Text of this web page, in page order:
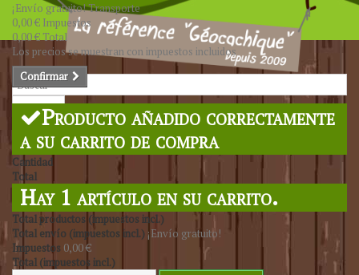
Buscar
¡Envío gratuito!Transporte
0,00 € Impuestos
0,00 €Total
Los precios se muestran con impuestos incluidos
Confirmar
Producto añadido correctamente
a su carrito de compra
Cantidad
Total
Hay 1 artículo en su carrito.
Total productos (impuestos incl.)
Total envío (impuestos incl.) ¡Envío gratuito!
Impuestos 0,00 €
Total (impuestos incl.)